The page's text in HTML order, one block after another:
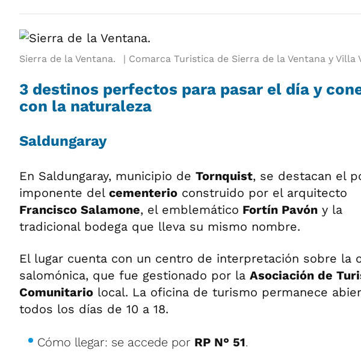
Sierra de la Ventana. Comarca Turistica de Sierra de la Ventana y Villa
3 destinos perfectos para pasar el día y
con la naturaleza
Saldungaray
En Saldungaray, municipio de Tornquist, se destacan el
imponente del cementerio construido por el arquitecto
Francisco Salamone, el emblemático Fortín Pavón y la
tradicional bodega que lleva su mismo nombre.
El lugar cuenta con un centro de interpretación sobre la
salomónica, que fue gestionado por la Asociación de
Comunitario local. La oficina de turismo permanece
todos los días de 10 a 18.
Cómo llegar: se accede por RP N° 51.